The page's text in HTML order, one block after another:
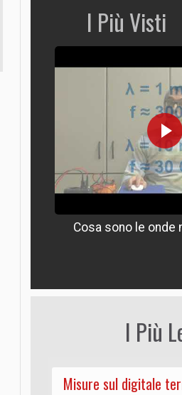
I Più Visti
Cosa sono le onde
I Più
Misure sul digitale